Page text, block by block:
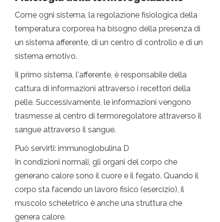
Come ogni sistema, la regolazione fisiologica della
temperatura corporea ha bisogno della presenza di
un sistema afferente, di un centro di controllo e di un
sistema emotivo.
Il primo sistema, l'afferente, è responsabile della
cattura di informazioni attraverso i recettori della
pelle. Successivamente, le informazioni vengono
trasmesse al centro di termoregolatore attraverso il
sangue attraverso il sangue.
Può servirti: immunoglobulina D
In condizioni normali, gli organi del corpo che
generano calore sono il cuore e il fegato. Quando il
corpo sta facendo un lavoro fisico (esercizio), il
muscolo scheletrico è anche una struttura che
genera calore.